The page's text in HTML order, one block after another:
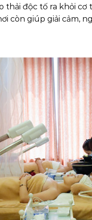
thải độc tố ra khỏi
còn giúp giải cảm,